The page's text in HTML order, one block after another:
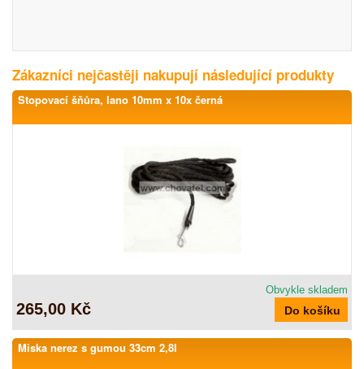
Zákazníci nejčastěji nakupují následující produkty
Stopovací šňůra, lano 10mm x 10x černá
Obvykle skladem
265,00 Kč
Miska nerez s gumou 33cm 2,8l